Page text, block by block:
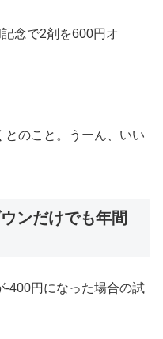
念で2剤を600円オ
のこと。うーん、いい
ンだけでも年間
-400円になった場合の試